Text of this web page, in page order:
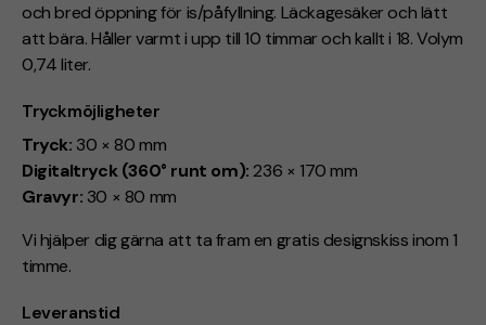
och bred öppning för is/påfyllning. Läckagesäker och lätt
att bära. Håller varmt i upp till 10 timmar och kallt i 18. Volym
0,74 liter.
Tryckmöjligheter
Tryck: 30 × 80 mm
Digitaltryck (360° runt om):236 × 170 mm
Gravyr: 30 × 80 mm
Vi hjälper dig gärna att ta fram en gratis designskiss inom 1
timme.
Leveranstid